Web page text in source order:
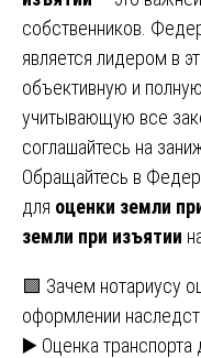
собственников.
является лидером в
объективную и полную
учитывающую все
соглашайтесь на
Обращайтесь в
для оценки земли
земли при изъятии
Навигация
по
🟩 Зачем нотариусу
оформлении
▶️ Оценка транспорта